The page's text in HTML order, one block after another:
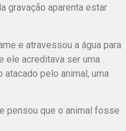
gravação aparenta estar
e atravessou a água para
ele acreditava ser uma
atacado pelo animal, uma
pensou que o animal fosse